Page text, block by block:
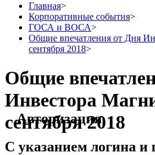
Главная>
Корпоративные события>
ГОСА и ВОСА>
Общие впечатления от Дня
сентября 2018>
Общие
Инвестора
сентября 2018
Авторизация
С указанием логина и